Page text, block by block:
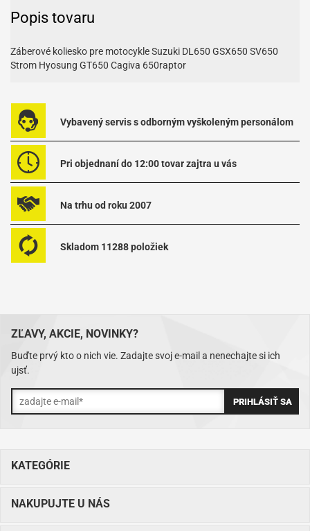
Popis tovaru
Záberové koliesko pre motocykle Suzuki DL650 GSX650 SV650
Strom Hyosung GT650 Cagiva 650raptor
Vybavený servis s odborným vyškoleným personálom
Pri objednaní do 12:00 tovar zajtra u vás
Na trhu od roku 2007
Skladom 11288 položiek
ZĽAVY, AKCIE, NOVINKY?
Buďte prvý kto o nich vie. Zadajte svoj e-mail a nenechajte si ich
ujsť.
KATEGÓRIE
NAKUPUJTE U NÁS